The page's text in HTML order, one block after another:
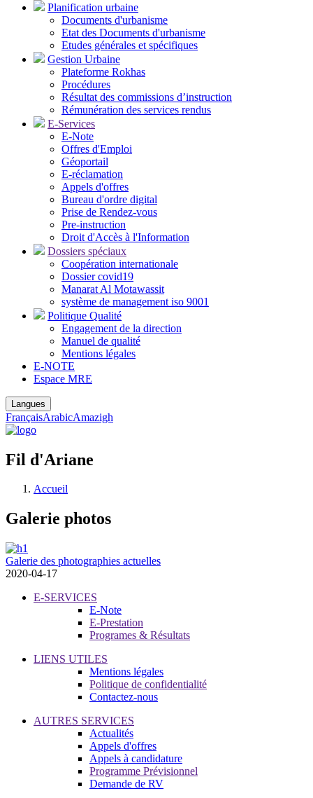
Planification urbaine
Documents d'urbanisme
Etat des Documents d'urbanisme
Etudes générales et spécifiques
Gestion Urbaine
Plateforme Rokhas
Procédures
Résultat des commissions d’instruction
Rémunération des services rendus
E-Services
E-Note
Offres d'Emploi
Géoportail
E-réclamation
Appels d'offres
Bureau d'ordre digital
Prise de Rendez-vous
Pre-instruction
Droit d'Accès à l'Information
Dossiers spéciaux
Coopération internationale
Dossier covid19
Manarat Al Motawassit
système de management iso 9001
Politique Qualité
Engagement de la direction
Manuel de qualité
Mentions légales
E-NOTE
Espace MRE
Langues
FrançaisArabicAmazigh
Fil d'Ariane
Accueil
Galerie photos
Galerie des photographies actuelles
2020-04-17
E-SERVICES
E-Note
E-Prestation
Programes & Résultats
LIENS UTILES
Mentions légales
Politique de confidentialité
Contactez-nous
AUTRES SERVICES
Actualités
Appels d'offres
Appels à candidature
Programme Prévisionnel
Demande de RV